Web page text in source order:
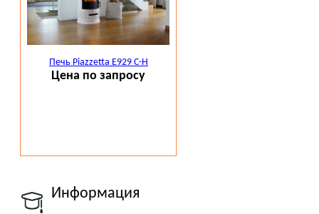
Печь Piazzetta E929 C-H
Цена по запросу
Информация